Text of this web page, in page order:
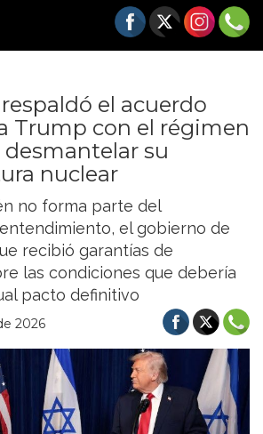
el acuerdo
Trump con el régimen
su
nuclear
no forma parte del
el gobierno de
recibió garantías de
las condiciones que debería
pacto definitivo
2026